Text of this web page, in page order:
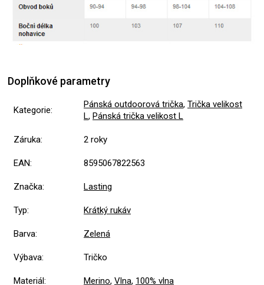
Doplňkové parametry
Kategorie:
Pánská outdoorová trička, Trička velikost
L, Pánská trička velikost L
Záruka: 2 roky
EAN: 8595067822563
Značka: Lasting
Typ: Krátký rukáv
Barva: Zelená
Výbava: Tričko
Materiál: Merino, Vlna, 100% vlna